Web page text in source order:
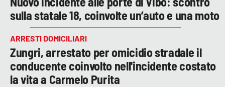
sulla statale 18, coinvolte un’auto e una moto
ARRESTI DOMICILIARI
Zungri, arrestato per omicidio stradale il
conducente coinvolto nell'incidente costato
la vita a Carmelo Purita